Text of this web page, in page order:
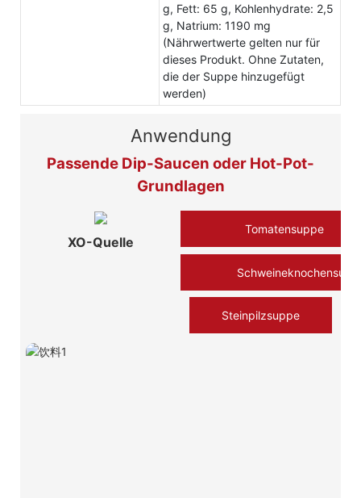
g, Fett: 65 g, Kohlenhydrate: 2,5
g, Natrium: 1190 mg
(Nährwertwerte gelten nur für
dieses Produkt. Ohne Zutaten,
die der Suppe hinzugefügt
werden)
Anwendung
Passende Dip-Saucen oder Hot-Pot-
Grundlagen
XO-Quelle
Tomatensuppe
Steinpilzsuppe